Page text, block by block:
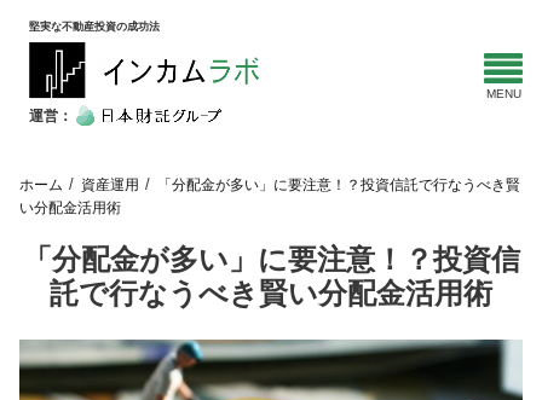
堅実な不動産投資の成功法
運営：
ホーム 資産運用
「分配金が多い」に要注意！？投資信託で行なうべき賢
い分配金活用術
「分配金が多い」に要注意！？投資信
託で行なうべき賢い分配金活用術